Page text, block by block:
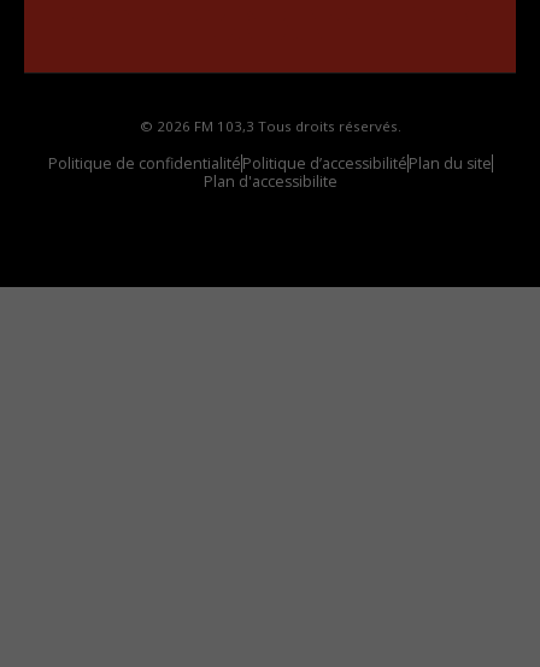
© 2026 FM 103,3 Tous droits réservés.
Politique de confidentialitéPolitique d’accessibilitéPlan du site
Plan d'accessibilite